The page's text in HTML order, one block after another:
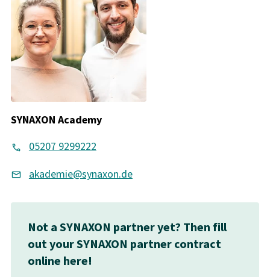
SYNAXON Academy
05207 9299222
akademie@synaxon.de
Not a SYNAXON partner yet? Then fill
out your SYNAXON partner contract
online here!